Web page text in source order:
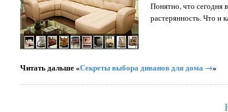
Понятно, что сегодня
растерянность. Что и
Читать дальше «Секреты выбора диванов для дома →»